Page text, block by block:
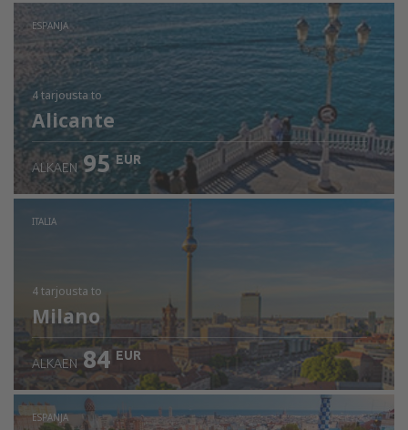
ESPANJA
4 tarjousta to
Alicante
ALKAEN 95 EUR
ITALIA
4 tarjousta to
Milano
ALKAEN 84 EUR
ESPANJA